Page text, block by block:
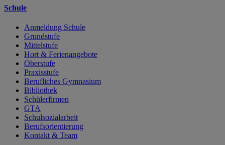
Schule
Anmeldung Schule
Grundstufe
Mittelstufe
Hort & Ferienangebote
Oberstufe
Praxisstufe
Berufliches Gymnasium
Bibliothek
Schülerfirmen
GTA
Schulsozialarbeit
Berufsorientierung
Kontakt & Team